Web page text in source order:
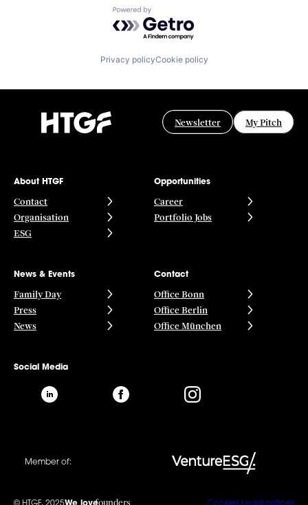
Powered by Getro.com
Privacy policyCookie policy
Newsletter My Pitch
About HTGF
Contact
Organisation
ESG
Opportunities
Career
Portfolio Jobs
News & Events
Family Day
Press
News
Contact
Office Bonn
Office Berlin
Office München
Social Media
Member of:
founders